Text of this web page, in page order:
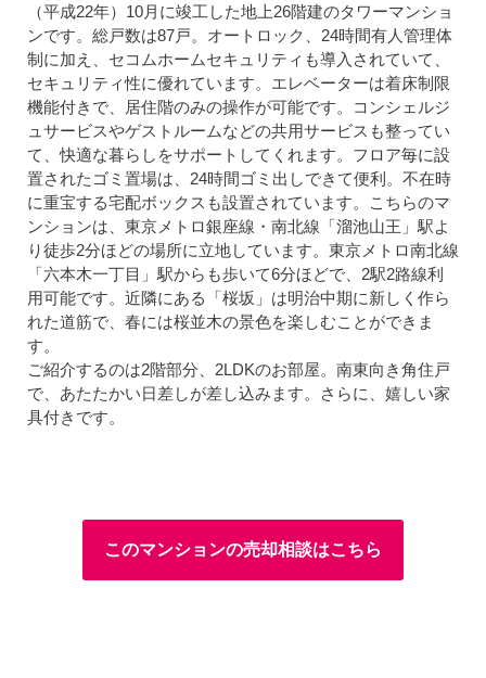
（平成22年）10月に竣工した地上26階建のタワーマンショ
ンです。総戸数は87戸。オートロック、24時間有人管理体
制に加え、セコムホームセキュリティも導入されていて、
セキュリティ性に優れています。エレベーターは着床制限
機能付きで、居住階のみの操作が可能です。コンシェルジ
ュサービスやゲストルームなどの共用サービスも整ってい
て、快適な暮らしをサポートしてくれます。フロア毎に設
置されたゴミ置場は、24時間ゴミ出しできて便利。不在時
に重宝する宅配ボックスも設置されています。こちらのマ
ンションは、東京メトロ銀座線・南北線「溜池山王」駅よ
り徒歩2分ほどの場所に立地しています。東京メトロ南北線
「六本木一丁目」駅からも歩いて6分ほどで、2駅2路線利
用可能です。近隣にある「桜坂」は明治中期に新しく作ら
れた道筋で、春には桜並木の景色を楽しむことができま
す。
ご紹介するのは2階部分、2LDKのお部屋。南東向き角住戸
で、あたたかい日差しが差し込みます。さらに、嬉しい家
具付きです。
このマンションの売却相談はこちら